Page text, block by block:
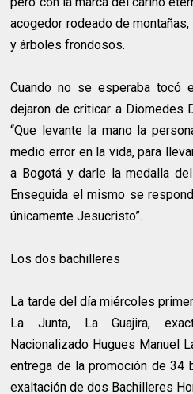
acogedor rodeado de
y árboles frondosos.
Cuando no se esperaba tocó
dejaron de criticar a Diomedes
“Que levante la mano la
medio error en la vida, para
a Bogotá y darle la medalla
Enseguida el mismo se
únicamente Jesucristo”.
Los dos bachilleres
La tarde del día miércoles
La Junta, La Guajira,
Nacionalizado Hugues Manuel
entrega de la promoción de 34
exaltación de dos Bachilleres